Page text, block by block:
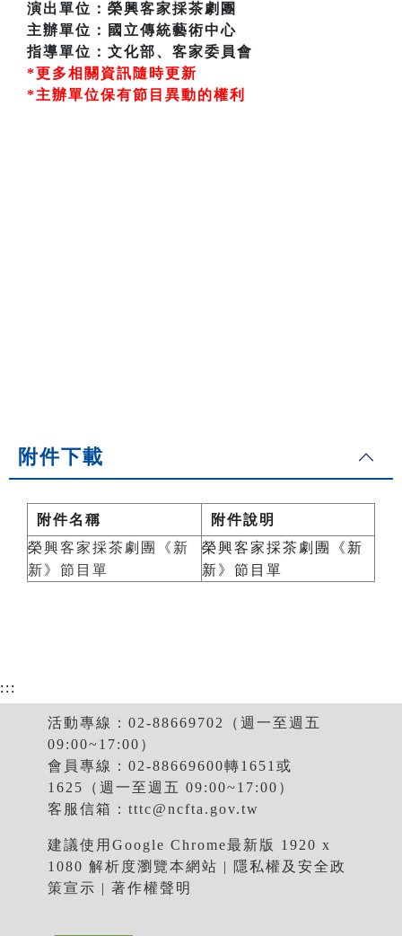
演出單位：榮興客家採茶劇團
主辦單位：國立傳統藝術中心
指導單位：文化部、客家委員會
*更多相關資訊隨時更新
*主辦單位保有節目異動的權利
附件下載
附件名稱
附件說明
榮興客家採茶劇團《新
新》節目單
榮興客家採茶劇團《新
新》節目單
:::
活動專線：02-88669702（週一至週五
09:00~17:00）
會員專線：02-88669600轉1651或
1625（週一至週五 09:00~17:00）
客服信箱： tttc@ncfta.gov.tw
建議使用Google Chrome最新版 1920 x
1080 解析度瀏覽本網站 |
隱私權及安全政
策宣示 | 著作權聲明